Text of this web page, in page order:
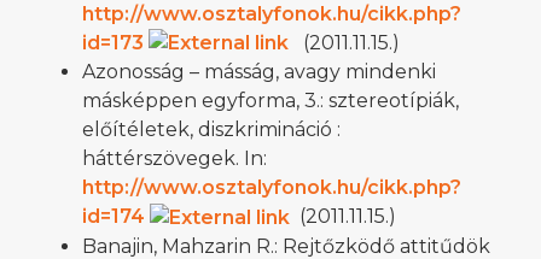
http://www.osztalyfonok.hu/cikk.php?
id=173
(2011.11.15.)
Azonosság – másság, avagy mindenki
másképpen egyforma, 3.: sztereotípiák,
előítéletek, diszkrimináció :
háttérszövegek. In:
http://www.osztalyfonok.hu/cikk.php?
id=174
(2011.11.15.)
Banajin, Mahzarin R.: Rejtőzködő attitűdök